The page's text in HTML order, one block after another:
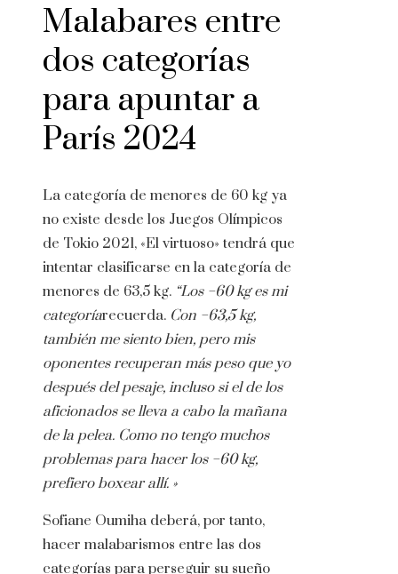
Malabares entre
dos categorías
para apuntar a
París 2024
La categoría de menores de 60 kg ya
no existe desde los Juegos Olímpicos
de Tokio 2021, «El virtuoso» tendrá que
intentar clasificarse en la categoría de
menores de 63,5 kg. “Los −60 kg es mi
categoríarecuerda. Con −63,5 kg,
también me siento bien, pero mis
oponentes recuperan más peso que yo
después del pesaje, incluso si el de los
aficionados se lleva a cabo la mañana
de la pelea. Como no tengo muchos
problemas para hacer los −60 kg,
prefiero boxear allí. »
Sofiane Oumiha deberá, por tanto,
hacer malabarismos entre las dos
categorías para perseguir su sueño